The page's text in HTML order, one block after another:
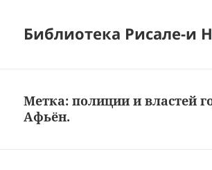
Библиотека Рисале-и
Метка:полиции и властей
Афьён.